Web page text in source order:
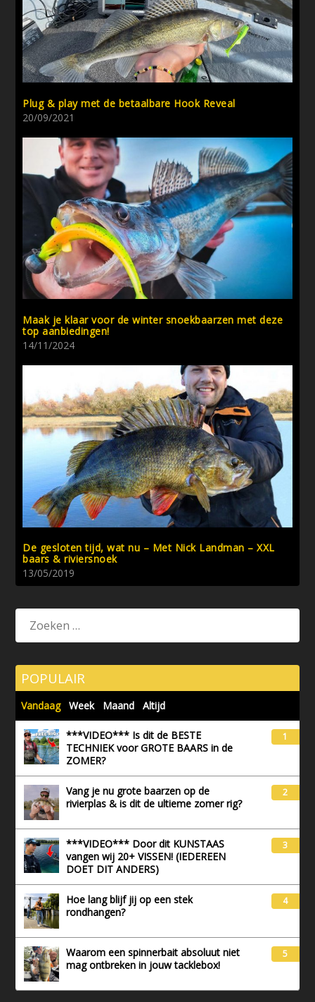
Plug & play met de betaalbare Hook Reveal
20/09/2021
Maak je klaar voor de winter snoekbaarzen met deze
top aanbiedingen!
14/11/2024
De gesloten tijd, wat nu – Met Nick Landman – XXL
baars & riviersnoek
13/05/2019
POPULAIR
Vandaag Week Maand Altijd
***VIDEO*** Is dit de BESTE
TECHNIEK voor GROTE BAARS in de
ZOMER?
1
Vang je nu grote baarzen op de
rivierplas & is dit de ultieme zomer rig?
2
***VIDEO*** Door dit KUNSTAAS
vangen wij 20+ VISSEN! (IEDEREEN
DOET DIT ANDERS)
3
Hoe lang blijf jij op een stek
rondhangen?
4
Waarom een spinnerbait absoluut niet
mag ontbreken in jouw tacklebox!
5